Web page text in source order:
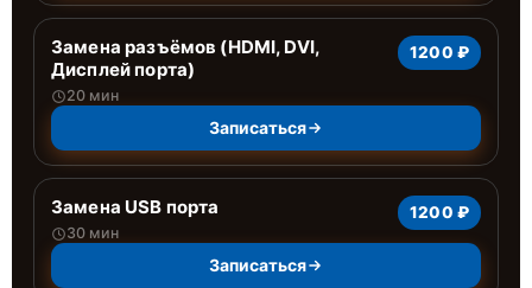
Замена разъёмов (HDMI, DVI,
Дисплей порта)
20 мин
1200 ₽
Записаться
Замена USB порта
30 мин
1200 ₽
Записаться